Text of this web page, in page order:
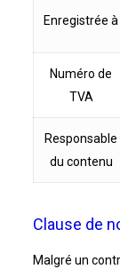
Enregistrée à
Numéro de
TVA
Responsable
du contenu
Clause de
Malgré un